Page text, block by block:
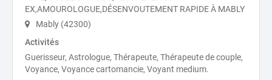
EX,AMOUROLOGUE,DÉSENVOUTEMENT RAPIDE À MABLY
Mably (42300)
Activités
Guerisseur, Astrologue, Thérapeute, Thérapeute de couple,
Voyance, Voyance cartomancie, Voyant medium.